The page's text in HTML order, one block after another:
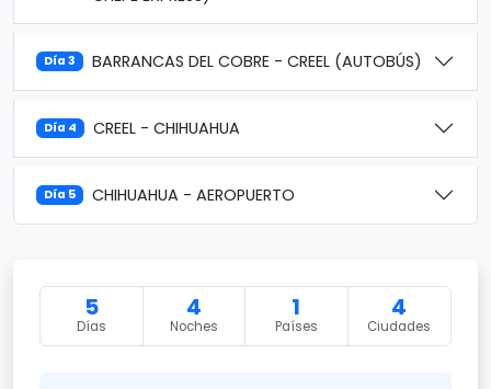
Día 3 BARRANCAS DEL COBRE - CREEL (AUTOBÚS)
Día 4 CREEL - CHIHUAHUA
Día 5 CHIHUAHUA - AEROPUERTO
5
Días
4
Noches
1
Países
4
Ciudades